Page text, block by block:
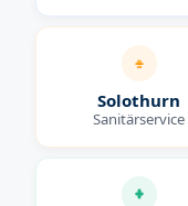
Solothurn
Sanitärservice